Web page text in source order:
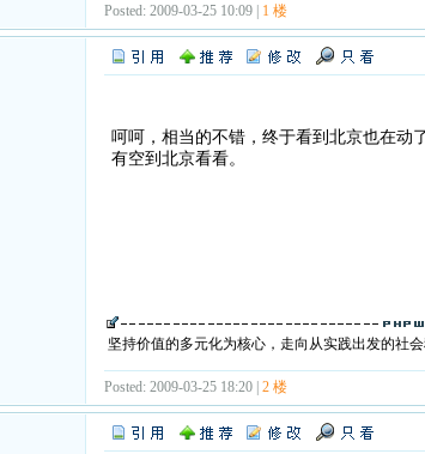
Posted: 2009-03-25 10:09 | 1 楼
呵呵，相当的不错，终于看到北京也在动
有空到北京看看。
坚持价值的多元化为核心，走向从实践出发的社会
Posted: 2009-03-25 18:20 |2 楼